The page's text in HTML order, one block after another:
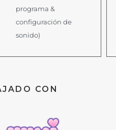
programa &
configuración de
sonido)
CON